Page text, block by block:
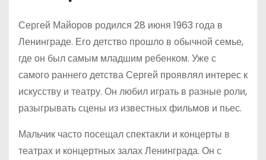
Сергей Майоров родился 28 июня 1963 года в
Ленинграде. Его детство прошло в обычной семье,
где он был самым младшим ребенком. Уже с
самого раннего детства Сергей проявлял интерес к
искусству и театру. Он любил играть в разные роли,
разыгрывать сцены из известных фильмов и пьес.
Мальчик часто посещал спектакли и концерты в
театрах и концертных залах Ленинграда. Он с